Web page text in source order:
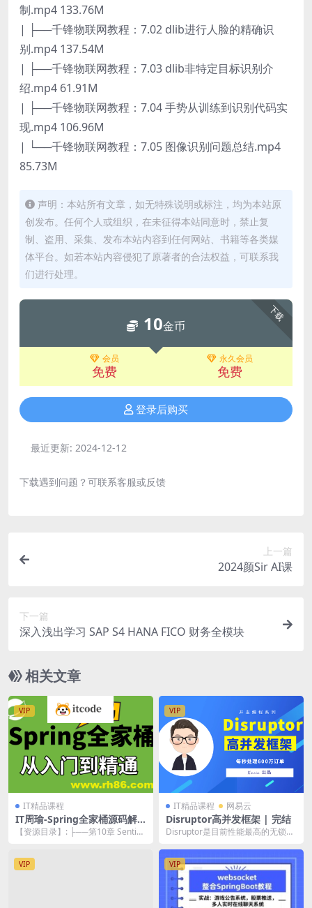
制.mp4 133.76M
| ├──千锋物联网教程：7.02 dlib进行人脸的精确识
别.mp4 137.54M
| ├──千锋物联网教程：7.03 dlib非特定目标识别介
绍.mp4 61.91M
| ├──千锋物联网教程：7.04 手势从训练到识别代码实
现.mp4 106.96M
| └──千锋物联网教程：7.05 图像识别问题总结.mp4
85.73M
声明：本站所有文章，如无特殊说明或标注，均为本站原
创发布。任何个人或组织，在未征得本站同意时，禁止复
制、盗用、采集、发布本站内容到任何网站、书籍等各类媒
体平台。如若本站内容侵犯了原著者的合法权益，可联系我
们进行处理。
下载
10金币
会员
免费
永久会员
免费
登录后购买
最近更新: 2024-12-12
下载遇到问题？可联系客服或反馈
上一篇
2024颜Sir AI课
下一篇
深入浅出学习 SAP S4 HANA FICO 财务全模块
相关文章
VIP
IT精品课程
IT周瑜-Spring全家桶源码解
析系列课程
【资源目录】: ├──第10章 Sentine
VIP
IT精品课程 网易云
Disruptor高并发框架 | 完结
Disruptor是目前性能最高的无锁并
处理6百万...
VIP VIP